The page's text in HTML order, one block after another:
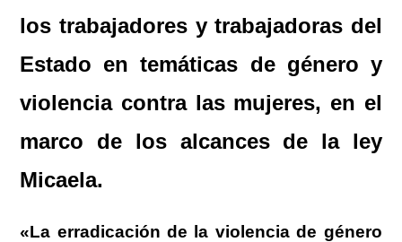
los trabajadores y trabajadoras del
Estado en temáticas de género y
violencia contra las mujeres, en el
marco de los alcances de la ley
Micaela.
«La erradicación de la violencia de género